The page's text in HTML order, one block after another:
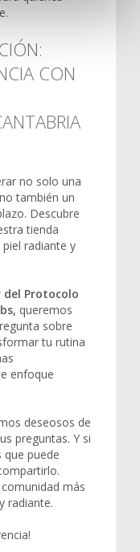
CON
no solo una
también un
Descubre
tienda
radiante y
del Protocolo
queremos
sobre
tu rutina
enfoque
deseosos de
preguntas. Y si
puede
más
radiante.